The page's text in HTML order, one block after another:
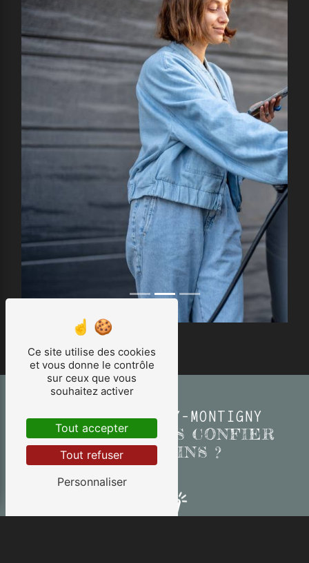
LANELEC À BILLY-MONTIGNY
POURQUOI NOUS CONFIER
VOS BESOINS ?
Ce site utilise des cookies
et vous donne le contrôle
sur ceux que vous
souhaitez activer
Tout accepter
Tout refuser
Personnaliser